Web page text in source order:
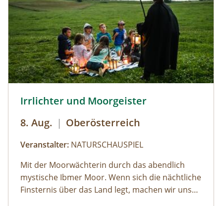
Irrlichter und Moorgeister
8. Aug. | Oberösterreich
Veranstalter: NATURSCHAUSPIEL
Mit der Moorwächterin durch das abendlich
mystische Ibmer Moor. Wenn sich die nächtliche
Finsternis über das Land legt, machen wir uns